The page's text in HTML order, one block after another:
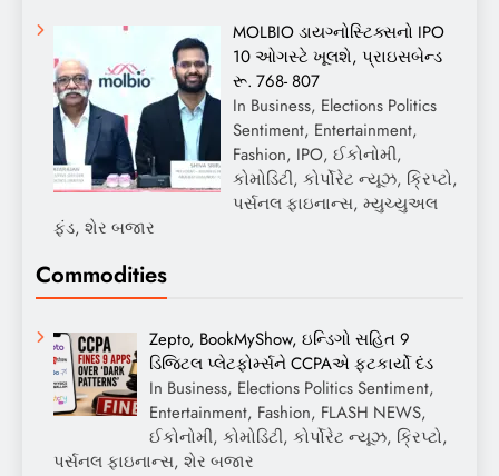
MOLBIO ડાયગ્નોસ્ટિક્સનો IPO
10 ઓગસ્ટે ખૂલશે, પ્રાઇસબેન્ડ
રૂ. 768- 807
In Business, Elections Politics
Sentiment, Entertainment,
Fashion, IPO, ઈકોનોમી,
કોમોડિટી, કોર્પોરેટ ન્યૂઝ, ક્રિપ્ટો,
પર્સનલ ફાઇનાન્સ, મ્યુચ્યુઅલ
ફંડ, શેર બજાર
Commodities
Zepto, BookMyShow, ઇન્ડિગો સહિત 9
ડિજિટલ પ્લેટફોર્મ્સને CCPAએ ફટકાર્યો દંડ
In Business, Elections Politics Sentiment,
Entertainment, Fashion, FLASH NEWS,
ઈકોનોમી, કોમોડિટી, કોર્પોરેટ ન્યૂઝ, ક્રિપ્ટો,
પર્સનલ ફાઇનાન્સ, શેર બજાર